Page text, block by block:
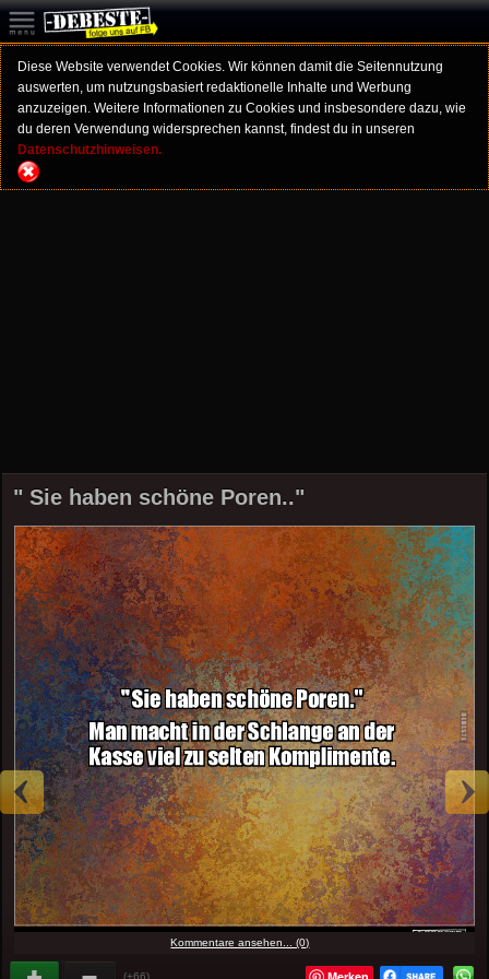
Diese Website verwendet Cookies. Wir können damit die Seitennutzung
auswerten, um nutzungsbasiert redaktionelle Inhalte und Werbung
anzuzeigen. Weitere Informationen zu Cookies und insbesondere dazu, wie
du deren Verwendung widersprechen kannst, findest du in unseren
Datenschutzhinweisen.
" Sie haben schöne Poren.."
Kommentare ansehen... (0)
(+66)